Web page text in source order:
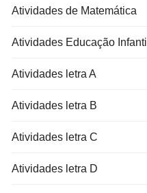
Atividades de Matemática
Atividades Educação Infantil
Atividades letra A
Atividades letra B
Atividades letra C
Atividades letra D